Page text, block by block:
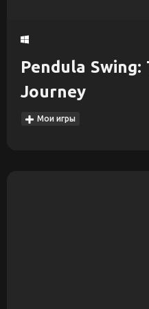
Pendula
Journey
Мои игры